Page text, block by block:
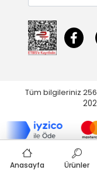
Tüm bilgileriniz
Anasayfa Ürünler